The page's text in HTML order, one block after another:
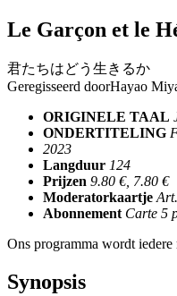
Le Garçon et le
君たちはどう生きるか
Geregisseerd doorHayao
ORIGINELE TAAL
ONDERTITELING
2023
Langduur 124
Prijzen 9.80 €, 7.80 €
Moderatorkaartje
Abonnement Carte 5
Ons programma wordt
Synopsis